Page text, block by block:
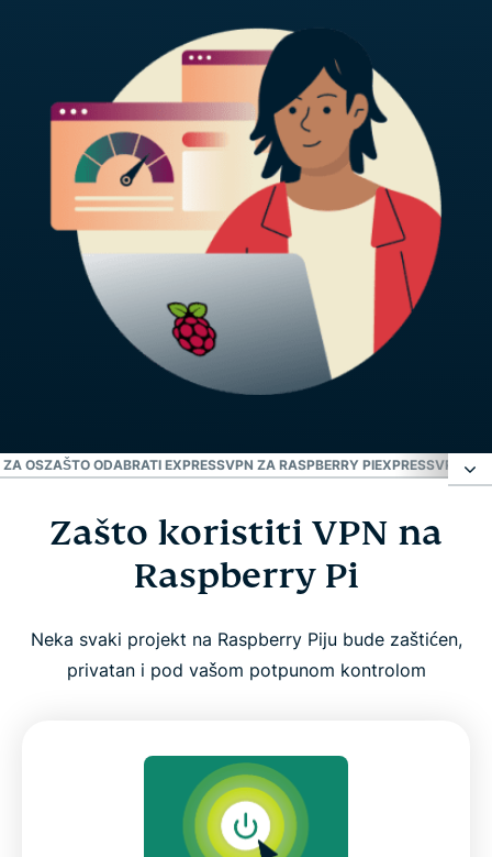
ZA OSZAŠTO ODABRATI EXPRESSVPN ZA RASPBERRY PIEXPRESSVPN I
Zašto koristiti VPN na Raspberry Pi
Kako postaviti ExpressVPN na Raspberry Pi
O čemu voditi računa kada koristite VPN na
ExpressVPN značajke za Raspberry Pi korisnike
Raspberry Pi kompatibilnost i podrška za OS
Zašto koristiti VPN na
Raspberry Pi
Neka svaki projekt na Raspberry Piju bude zaštićen,
privatan i pod vašom potpunom kontrolom